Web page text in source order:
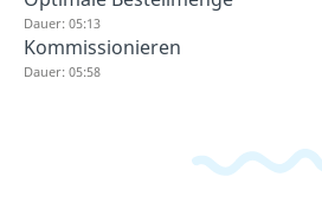
Dauer: 05:13
Kommissionieren
Dauer: 05:58